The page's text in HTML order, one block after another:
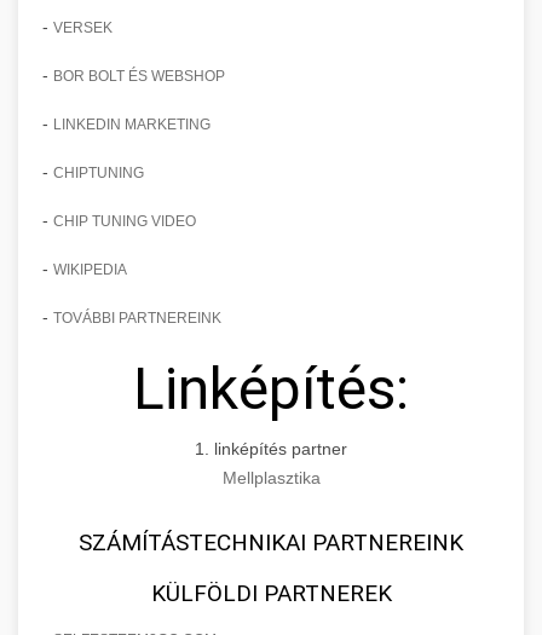
- VERSEK
- BOR BOLT ÉS WEBSHOP
- LINKEDIN MARKETING
- CHIPTUNING
- CHIP TUNING VIDEO
- WIKIPEDIA
- TOVÁBBI PARTNEREINK
Linképítés:
1. linképítés partner
Mellplasztika
SZÁMÍTÁSTECHNIKAI PARTNEREINK
KÜLFÖLDI PARTNEREK